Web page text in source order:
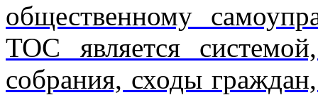
общественному
ТОС является
собрания, сходы